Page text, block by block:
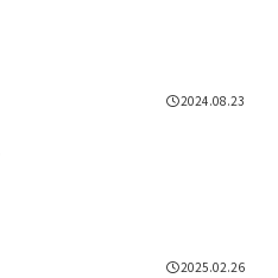
2024.08.23
2025.02.26